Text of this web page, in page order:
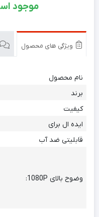
موجود
ویژگی های محصول
نام محصول
برند
کیفیت
ایده ال برای
قابلیتی ضد آب
وضوح بالای 1080P: